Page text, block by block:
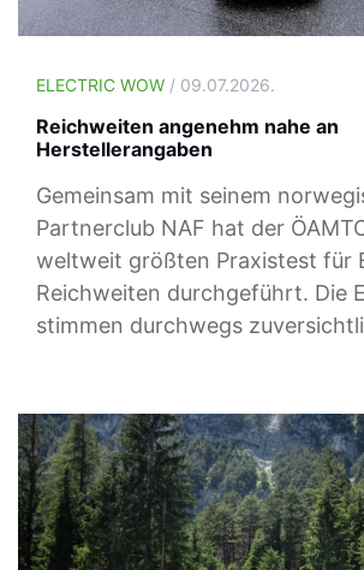
ELECTRIC WOW / 09.07.2026.
Reichweiten angenehm nahe an
Herstellerangaben
Gemeinsam mit seinem
Partnerclub NAF hat der
weltweit größten Praxistest für
Reichweiten durchgeführt. Die
stimmen durchwegs